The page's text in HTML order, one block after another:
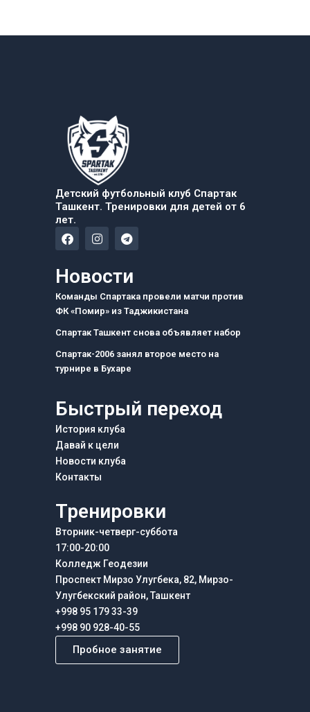
Детский футбольный клуб Спартак
Ташкент. Тренировки для детей от 6
лет.
F
a
e
b
o
k
I
n
a
g
r
a
m
T
e
g
a
m
Новости
Команды Спартака провели матчи против
ФК «Помир» из Таджикистана
Спартак Ташкент снова объявляет набор
Спартак-2006 занял второе место на
турнире в Бухаре
Быстрый переход
История клуба
Давай к цели
Новости клуба
Контакты
Тренировки
Вторник-четверг-суббота
17:00-20:00
Колледж Геодезии
Проспект Мирзо Улугбека, 82, Мирзо-
Улугбекский район, Ташкент
+998 95 179 33-39
+998 90 928-40-55
Пробное занятие